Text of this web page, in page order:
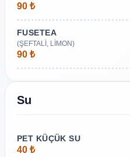
90 ₺
FUSETEA
(ŞEFTALİ, LİMON)
90 ₺
Su
PET KÜÇÜK SU
40 ₺